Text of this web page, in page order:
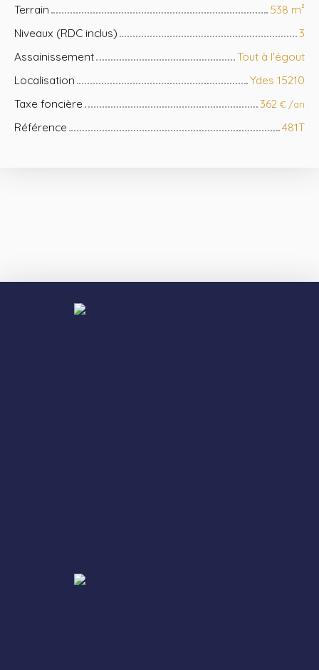
Terrain
538 m²
Niveaux (RDC inclus)
3
Assainissement
Tout à l'égout
Localisation
Ydes 15210
Taxe foncière
362 € /an
Référence 481T